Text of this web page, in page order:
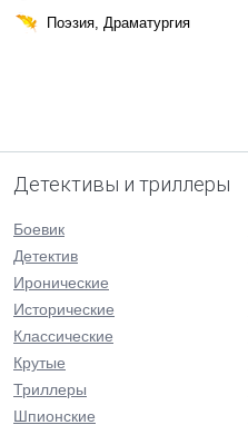
Поэзия, Драматургия
Детективы и триллеры
Боевик
Детектив
Иронические
Исторические
Классические
Крутые
Триллеры
Шпионские